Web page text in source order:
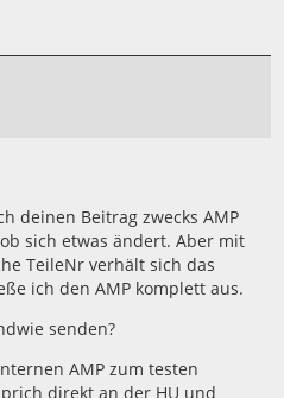
deinen Beitrag zwecks AMP
sich etwas ändert. Aber mit
TeileNr verhält sich das
ich den AMP komplett aus.
senden?
AMP zum testen
direkt an der HU und